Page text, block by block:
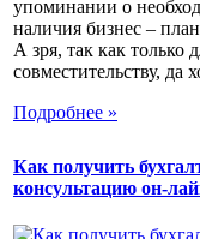
упоминании о
наличия бизнес –
А зря, так как только
совместительству, да
Подробнее »
Как получить
консультацию он-